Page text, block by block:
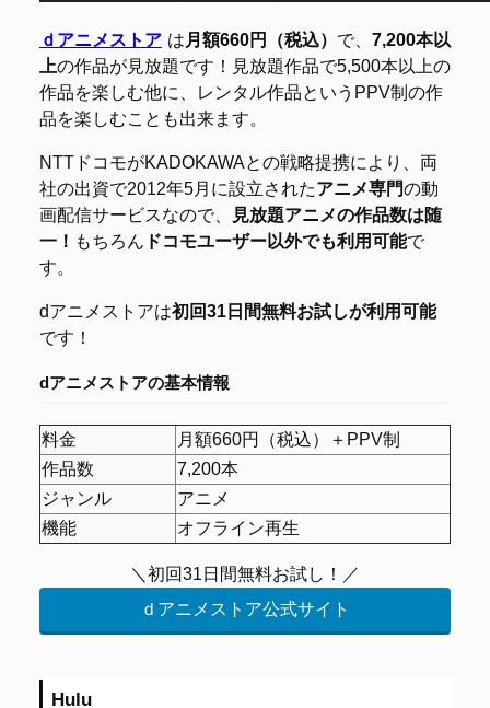
ｄアニメストア は 月額660円（税込） で、 7,200本以
上の作品が見放題です！見放題作品で5,500本以上の
作品を楽しむ他に、レンタル作品というPPV制の作
品を楽しむことも出来ます。
NTTドコモがKADOKAWAとの戦略提携により、両
社の出資で2012年5月に設立されたアニメ専門の動
画配信サービスなので、
見放題アニメの作品数は随
一！ もちろん ドコモユーザー以外でも利用可能で
す。
dアニメストアは初回31日間無料お試しが利用可能
です！
dアニメストアの基本情報
料金
月額660円（税込）＋PPV制
作品数
7,200本
ジャンル
アニメ
機能
オフライン再生
＼初回31日間無料お試し！／
ｄアニメストア公式サイト
Hulu